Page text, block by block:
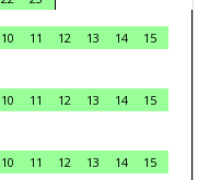
10 11 12 13 14
15
10 11 12 13 14
15
10 11 12 13 14
15